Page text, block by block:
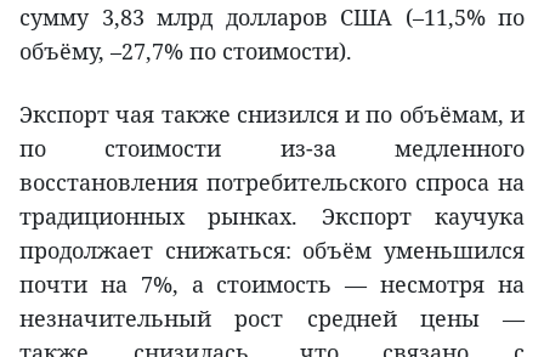
сумму 3,83 млрд долларов США (–11,5% по
объёму, –27,7% по стоимости).
Экспорт чая также снизился и по объёмам, и
по стоимости из-за медленного
восстановления потребительского спроса на
традиционных рынках. Экспорт каучука
продолжает снижаться: объём уменьшился
почти на 7%, а стоимость — несмотря на
незначительный рост средней цены —